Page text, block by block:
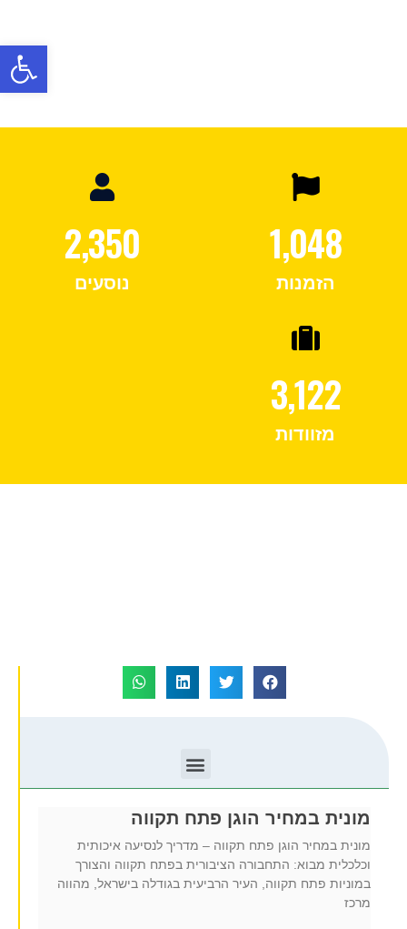
1,048
הזמנות
2,350
נוסעים
3,122
מזוודות
מונית במחיר הוגן פתח תקווה
מונית במחיר הוגן פתח תקווה – מדריך לנסיעה איכותית
וכלכלית מבוא: התחבורה הציבורית בפתח תקווה והצורך
במוניות פתח תקווה, העיר הרביעית בגודלה בישראל, מהווה
מרכז